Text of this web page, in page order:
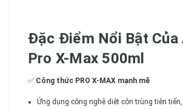
Đặc Điểm Nổi Bật Của
Pro X-Max 500ml
✅ Công thức PRO X-MAX mạnh mẽ
Ứng dụng công nghệ diệt côn trùng tiên tiến,